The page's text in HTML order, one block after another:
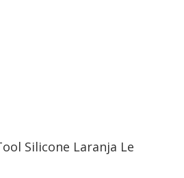
Silicone Laranja Le